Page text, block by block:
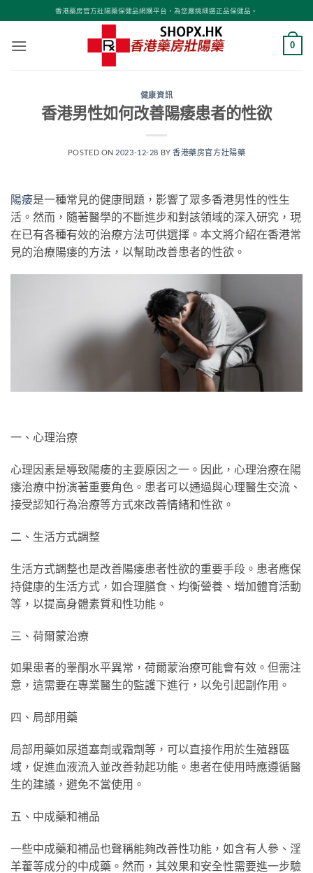
to
content
香港藥房官方壯陽藥保健品網購平台，為您嚴挑細選正品保健品。
0
健康資訊
香港男性如何改善陽痿患者的性欲
POSTED ON 2023-12-28 BY香港藥房官方壯陽藥
陽痿是一種常見的健康問題，影響了眾多香港男性的性生
活。然而，隨著醫學的不斷進步和對該領域的深入研究，現
在已有各種有效的治療方法可供選擇。本文將介紹在香港常
見的治療陽痿的方法，以幫助改善患者的性欲。
一、心理治療
心理因素是導致陽痿的主要原因之一。因此，心理治療在陽
痿治療中扮演著重要角色。患者可以通過與心理醫生交流、
接受認知行為治療等方式來改善情緒和性欲。
二、生活方式調整
生活方式調整也是改善陽痿患者性欲的重要手段。患者應保
持健康的生活方式，如合理膳食、均衡營養、增加體育活動
等，以提高身體素質和性功能。
三、荷爾蒙治療
如果患者的睾酮水平異常，荷爾蒙治療可能會有效。但需注
意，這需要在專業醫生的監護下進行，以免引起副作用。
四、局部用藥
局部用藥如尿道塞劑或霜劑等，可以直接作用於生殖器區
域，促進血液流入並改善勃起功能。患者在使用時應遵循醫
生的建議，避免不當使用。
五、中成藥和補品
一些中成藥和補品也聲稱能夠改善性功能，如含有人參、淫
羊藿等成分的中成藥。然而，其效果和安全性需要進一步驗